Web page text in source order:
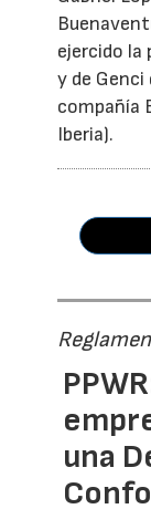
ejercido la
y de
compañía
Iberia).
una